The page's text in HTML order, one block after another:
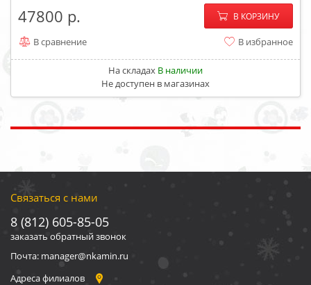
47800 − +
В КОРЗИНУ
В сравнение В избранное
На складах В наличии
Не доступен в магазинах
Связаться с нами
8 (812) 605-85-05
заказать обратный звонок
Почта: manager@nkamin.ru
Адреса филиалов